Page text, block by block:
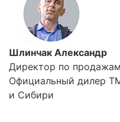
Шлинчак Александр
Директор по
Официальный дилер
и Сибири